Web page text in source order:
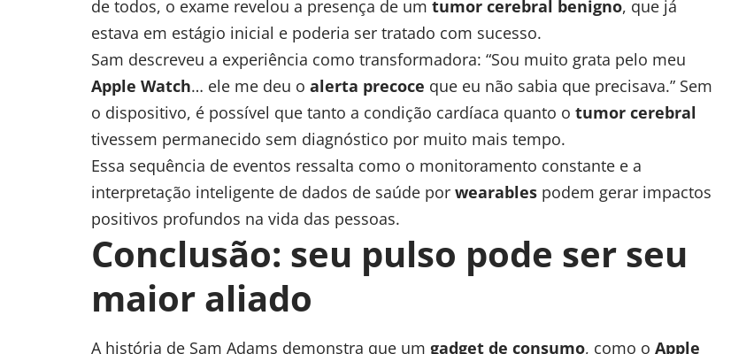
de todos, o exame revelou a presença de um tumor cerebral benigno, que já
estava em estágio inicial e poderia ser tratado com sucesso.
Sam descreveu a experiência como transformadora: “Sou muito grata pelo meu
Apple Watch… ele me deu o alerta precoce que eu não sabia que precisava.” Sem
o dispositivo, é possível que tanto a condição cardíaca quanto o tumor cerebral
tivessem permanecido sem diagnóstico por muito mais tempo.
Essa sequência de eventos ressalta como o monitoramento constante e a
interpretação inteligente de dados de saúde por wearables podem gerar impactos
positivos profundos na vida das pessoas.
Conclusão: seu pulso pode ser seu
maior aliado
A história de Sam Adams demonstra que um gadget de consumo, como o Apple